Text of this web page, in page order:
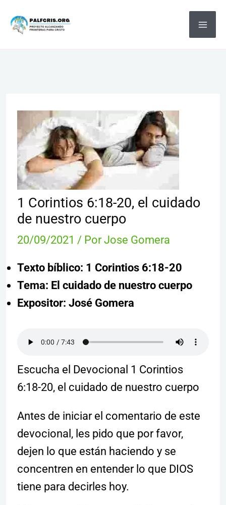
1 Corintios 6:18-20, el cuidado
de nuestro cuerpo
20/09/2021 / PorJose Gomera
Texto bíblico: 1 Corintios 6:18-20
Tema: El cuidado de nuestro cuerpo
Expositor: José Gomera
Escucha el Devocional 1 Corintios
6:18-20, el cuidado de nuestro cuerpo
Antes de iniciar el comentario de este
devocional, les pido que por favor,
dejen lo que están haciendo y se
concentren en entender lo que DIOS
tiene para decirles hoy.